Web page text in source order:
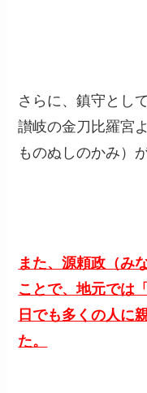
さらに、鎮守とし
讃岐の金刀比羅宮
ものぬしのかみ）
また、源頼政（み
ことで、地元では
日でも多くの人に
た。